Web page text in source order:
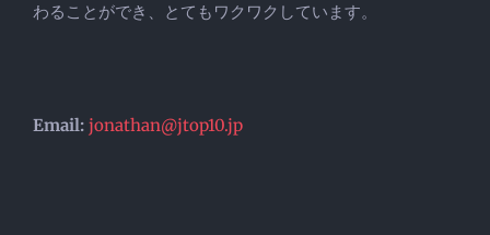
わることができ、とてもワクワクしています。
Email: jonathan@jtop10.jp